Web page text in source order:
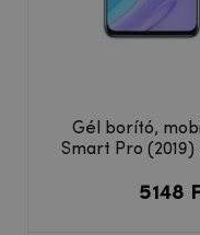
Gél borító,
Smart Pro
5148